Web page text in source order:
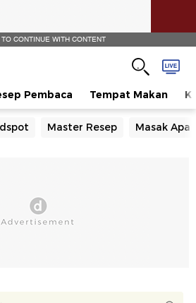
CONTINUE WITH CONTENT
Pembaca Tempat Makan
Master Resep Masak Apa